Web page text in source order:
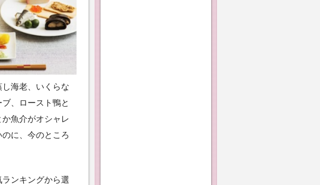
海老、いくらな
、ロースト鴨と
魚介がオシャレ
に、今のところ
ンキングから選